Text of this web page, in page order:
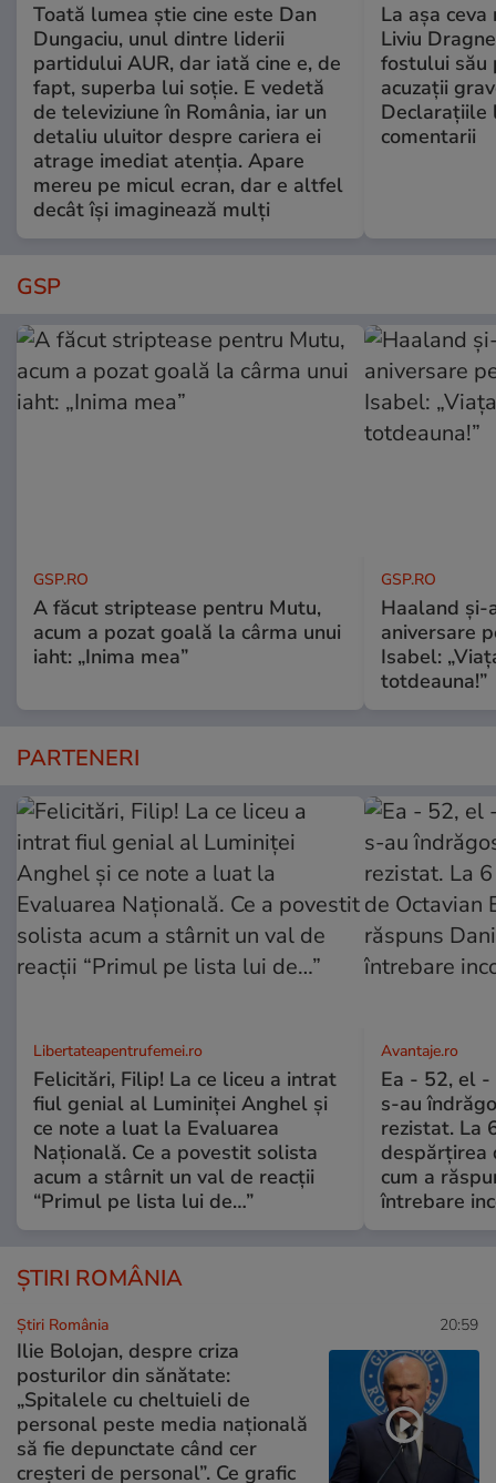
Toată lumea știe cine este Dan
Dungaciu, unul dintre liderii
partidului AUR, dar iată cine e, de
fapt, superba lui soție. E vedetă
de televiziune în România, iar un
detaliu uluitor despre cariera ei
atrage imediat atenția. Apare
mereu pe micul ecran, dar e altfel
decât își imaginează mulți
La așa
Liviu
fostului său
acuzații
Declarațiile
comentarii
GSP
GSP.RO
A făcut striptease pentru Mutu,
acum a pozat goală la cârma unui
iaht: „Inima mea”
GSP.RO
Haaland
aniversare
Isabel:
totdeauna!”
PARTENERI
Libertateapentrufemei.ro
Felicitări, Filip! La ce liceu a intrat
fiul genial al Luminiței Anghel și
ce note a luat la Evaluarea
Națională. Ce a povestit solista
acum a stârnit un val de reacții
“Primul pe lista lui de…”
Avantaje.ro
Ea - 52, el -
s-au
rezistat. La
despărțirea
cum a
întrebare
ȘTIRI ROMÂNIA
Știri România 20:59
Ilie Bolojan, despre criza
posturilor din sănătate:
„Spitalele cu cheltuieli de
personal peste media națională
să fie depunctate când cer
creșteri de personal”. Ce grafic